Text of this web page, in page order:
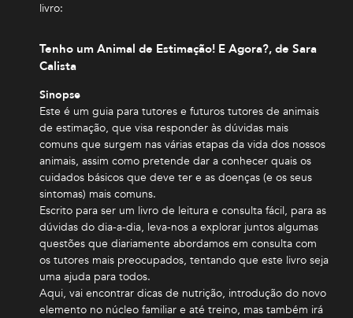
livro:
Tenho um Animal de Estimação! E Agora?, de Sara
Calista
Sinopse
Este é um guia para tutores e futuros tutores de animais
de estimação, que visa responder às dúvidas mais
comuns que surgem nas várias etapas da vida dos nossos
animais, assim como pretende dar a conhecer quais os
cuidados básicos que deve ter e as doenças (e os seus
sintomas) mais comuns.
Escrito para ser um livro de leitura e consulta fácil, para as
dúvidas do dia-a-dia, leva-nos a explorar juntos algumas
questões que diariamente abordamos em consulta com
os tutores mais preocupados, tentando que este livro seja
uma ajuda para todos.
Aqui, vai encontrar dicas de nutrição, introdução do novo
elemento no núcleo familiar e até treino, mas também irá